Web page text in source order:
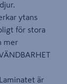
ytans
för stora
mer
är